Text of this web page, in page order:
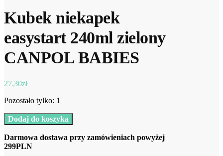
Kubek niekapek
easystart 240ml zielony
CANPOL BABIES
27,30zł
Pozostało tylko: 1
ilość
Kubek
niekapek
easystart
Dodaj do koszyka
Darmowa dostawa przy zamówieniach powyżej
299PLN